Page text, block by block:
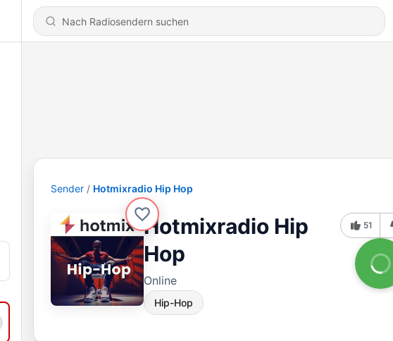
Sender Hotmixradio Hip Hop
Hotmixradio Hip
Hop
Online
Hip-Hop
51